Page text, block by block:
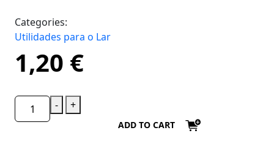
Categories:
Utilidades para o Lar
1,20 €
- +
ADD TO CART